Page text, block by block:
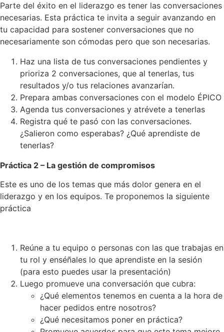
Parte del éxito en el liderazgo es tener las conversaciones
necesarias. Esta práctica te invita a seguir avanzando en
tu capacidad para sostener conversaciones que no
necesariamente son cómodas pero que son necesarias.
Haz una lista de tus conversaciones pendientes y
prioriza 2 conversaciones, que al tenerlas, tus
resultados y/o tus relaciones avanzarían.
Prepara ambas conversaciones con el modelo ÉPICO
Agenda tus conversaciones y atrévete a tenerlas
Registra qué te pasó con las conversaciones.
¿Salieron como esperabas? ¿Qué aprendiste de
tenerlas?
Práctica 2 – La gestión de compromisos
Este es uno de los temas que más dolor genera en el
liderazgo y en los equipos. Te proponemos la siguiente
práctica
Reúne a tu equipo o personas con las que trabajas en
tu rol y enséñales lo que aprendiste en la sesión
(para esto puedes usar la presentación)
Luego promueve una conversación que cubra:
¿Qué elementos tenemos en cuenta a la hora de
hacer pedidos entre nosotros?
¿Qué necesitamos poner en práctica?